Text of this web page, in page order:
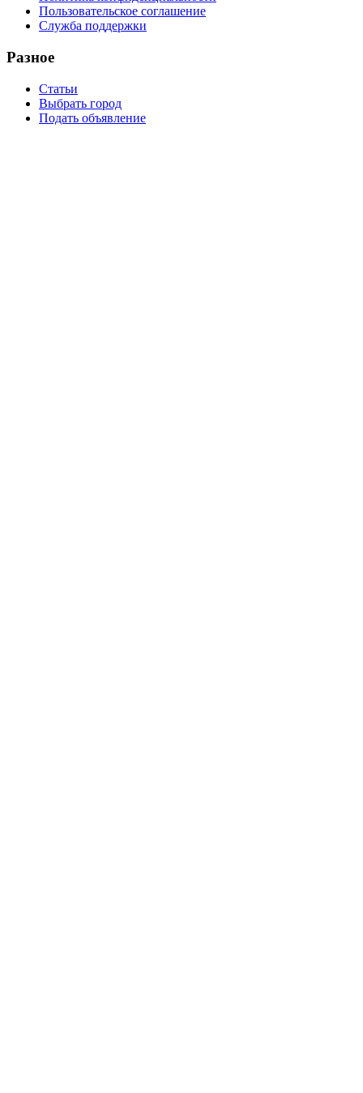
Пользовательское соглашение
Служба поддержки
Разное
Статьи
Выбрать город
Подать объявление